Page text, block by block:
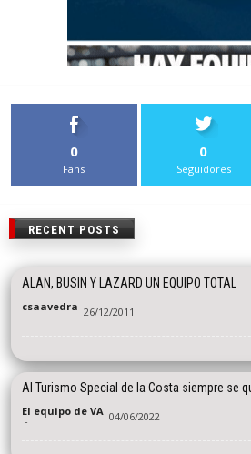
0
Fans
0
Seguidores
RECENT POSTS
ALAN, BUSIN Y LAZARD UN EQUIPO TOTAL
csaavedra
- 26/12/2011
Al Turismo Special de la Costa siempre se
El equipo de VA
- 04/06/2022